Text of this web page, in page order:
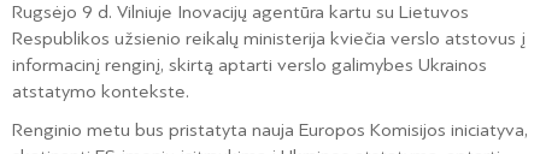
Rugsėjo 9 d. Vilniuje Inovacijų agentūra kartu su Lietuvos
Respublikos užsienio reikalų ministerija kviečia verslo atstovus į
informacinį renginį, skirtą aptarti verslo galimybes Ukrainos
atstatymo kontekste.
Renginio metu bus pristatyta nauja Europos Komisijos iniciatyva,